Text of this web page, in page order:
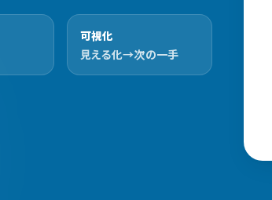
可視化
見える化→次の一手